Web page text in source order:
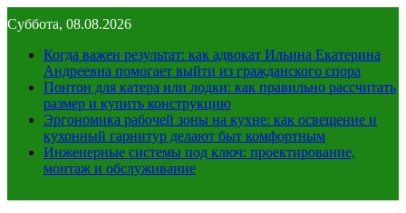
к
содержимому
Суббота, 08.08.2026
Когда важен результат: как адвокат Ильина Екатерина
Андреевна помогает выйти из гражданского спора
Понтон для катера или лодки: как правильно рассчитать
размер и купить конструкцию
Эргономика рабочей зоны на кухне: как освещение и
кухонный гарнитур делают быт комфортным
Инженерные системы под ключ: проектирование,
монтаж и обслуживание